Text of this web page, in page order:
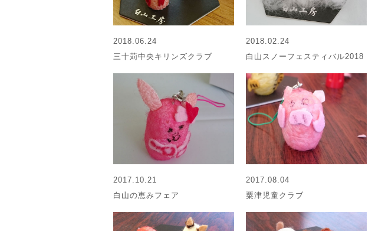
2018.06.24
三十苅中央キリンズクラブ
2018.02.24
白山スノーフェスティバル2018
2017.10.21
白山の恵みフェア
2017.08.04
粟津児童クラブ